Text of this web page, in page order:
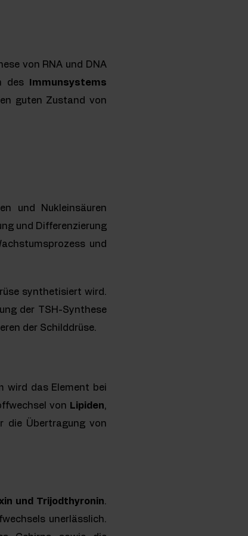
von RNA und DNA
des
Immunsystems
guten Zustand von
und Nukleinsäuren
und Differenzierung
und
synthetisiert wird.
der TSH-Synthese
der Schilddrüse.
wird das Element bei
von Lipiden,
die Übertragung von
und Trijodthyronin.
unerlässlich.